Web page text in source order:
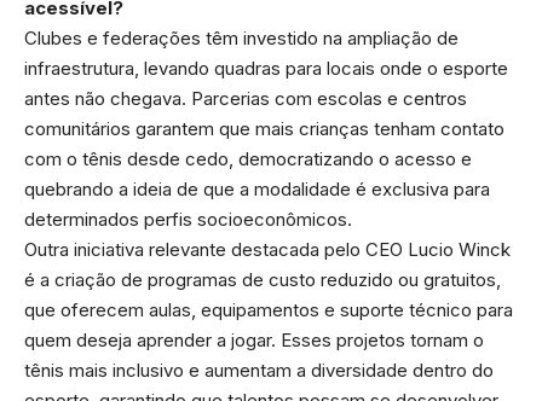
acessível?
Clubes e federações têm investido na ampliação de
infraestrutura, levando quadras para locais onde o esporte
antes não chegava. Parcerias com escolas e centros
comunitários garantem que mais crianças tenham contato
com o tênis desde cedo, democratizando o acesso e
quebrando a ideia de que a modalidade é exclusiva para
determinados perfis socioeconômicos.
Outra iniciativa relevante destacada pelo CEO Lucio Winck
é a criação de programas de custo reduzido ou gratuitos,
que oferecem aulas, equipamentos e suporte técnico para
quem deseja aprender a jogar. Esses projetos tornam o
tênis mais inclusivo e aumentam a diversidade dentro do